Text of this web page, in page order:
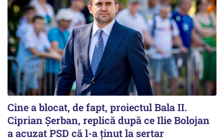
Cine a blocat, de fapt, proiectul Bala II.
Ciprian Șerban, replică după ce Ilie Bolojan
a acuzat PSD că l-a ținut la sertar